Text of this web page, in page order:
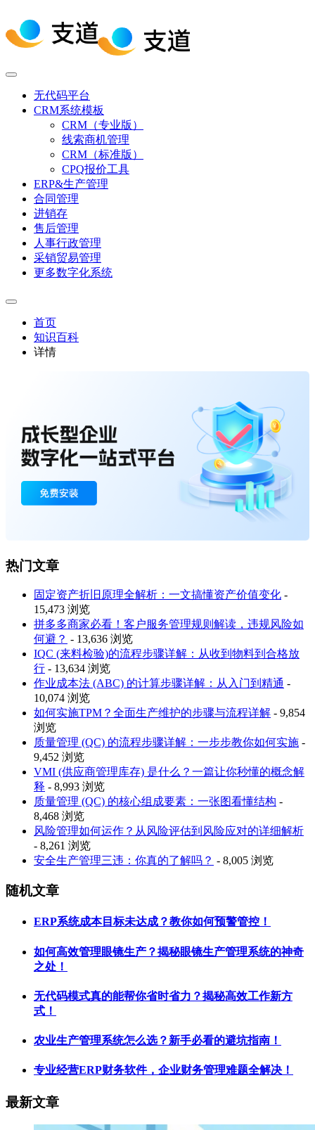
无代码平台
CRM系统模板
CRM（专业版）
线索商机管理
CRM（标准版）
CPQ报价工具
ERP&生产管理
合同管理
进销存
售后管理
人事行政管理
采销贸易管理
更多数字化系统
首页
知识百科
详情
热门文章
固定资产折旧原理全解析：一文搞懂资产价值变化 -
15,473 浏览
拼多多商家必看！客户服务管理规则解读，违规风险如
何避？ - 13,636 浏览
IQC (来料检验)的流程步骤详解：从收到物料到合格放
行 - 13,634 浏览
作业成本法 (ABC) 的计算步骤详解：从入门到精通 -
10,074 浏览
如何实施TPM？全面生产维护的步骤与流程详解 - 9,854
浏览
质量管理 (QC) 的流程步骤详解：一步步教你如何实施 -
9,452 浏览
VMI (供应商管理库存) 是什么？一篇让你秒懂的概念解
释 - 8,993 浏览
质量管理 (QC) 的核心组成要素：一张图看懂结构 -
8,468 浏览
风险管理如何运作？从风险评估到风险应对的详细解析
- 8,261 浏览
安全生产管理三违：你真的了解吗？ - 8,005 浏览
随机文章
ERP系统成本目标未达成？教你如何预警管控！
如何高效管理眼镜生产？揭秘眼镜生产管理系统的神奇
之处！
无代码模式真的能帮你省时省力？揭秘高效工作新方
式！
农业生产管理系统怎么选？新手必看的避坑指南！
专业经营ERP财务软件，企业财务管理难题全解决！
最新文章